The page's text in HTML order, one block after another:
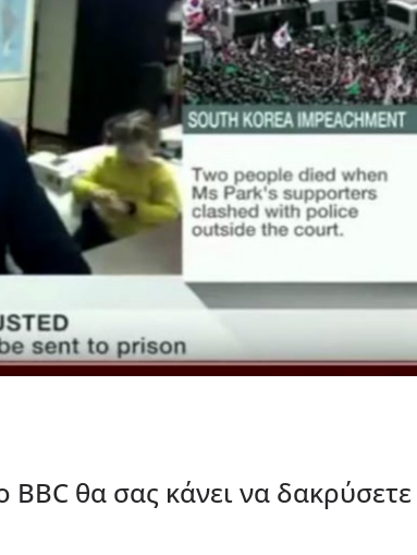
BBC θα σας κάνει να δακρύσετε